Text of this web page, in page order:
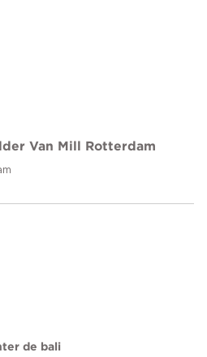
Van Mill Rotterdam
de bali